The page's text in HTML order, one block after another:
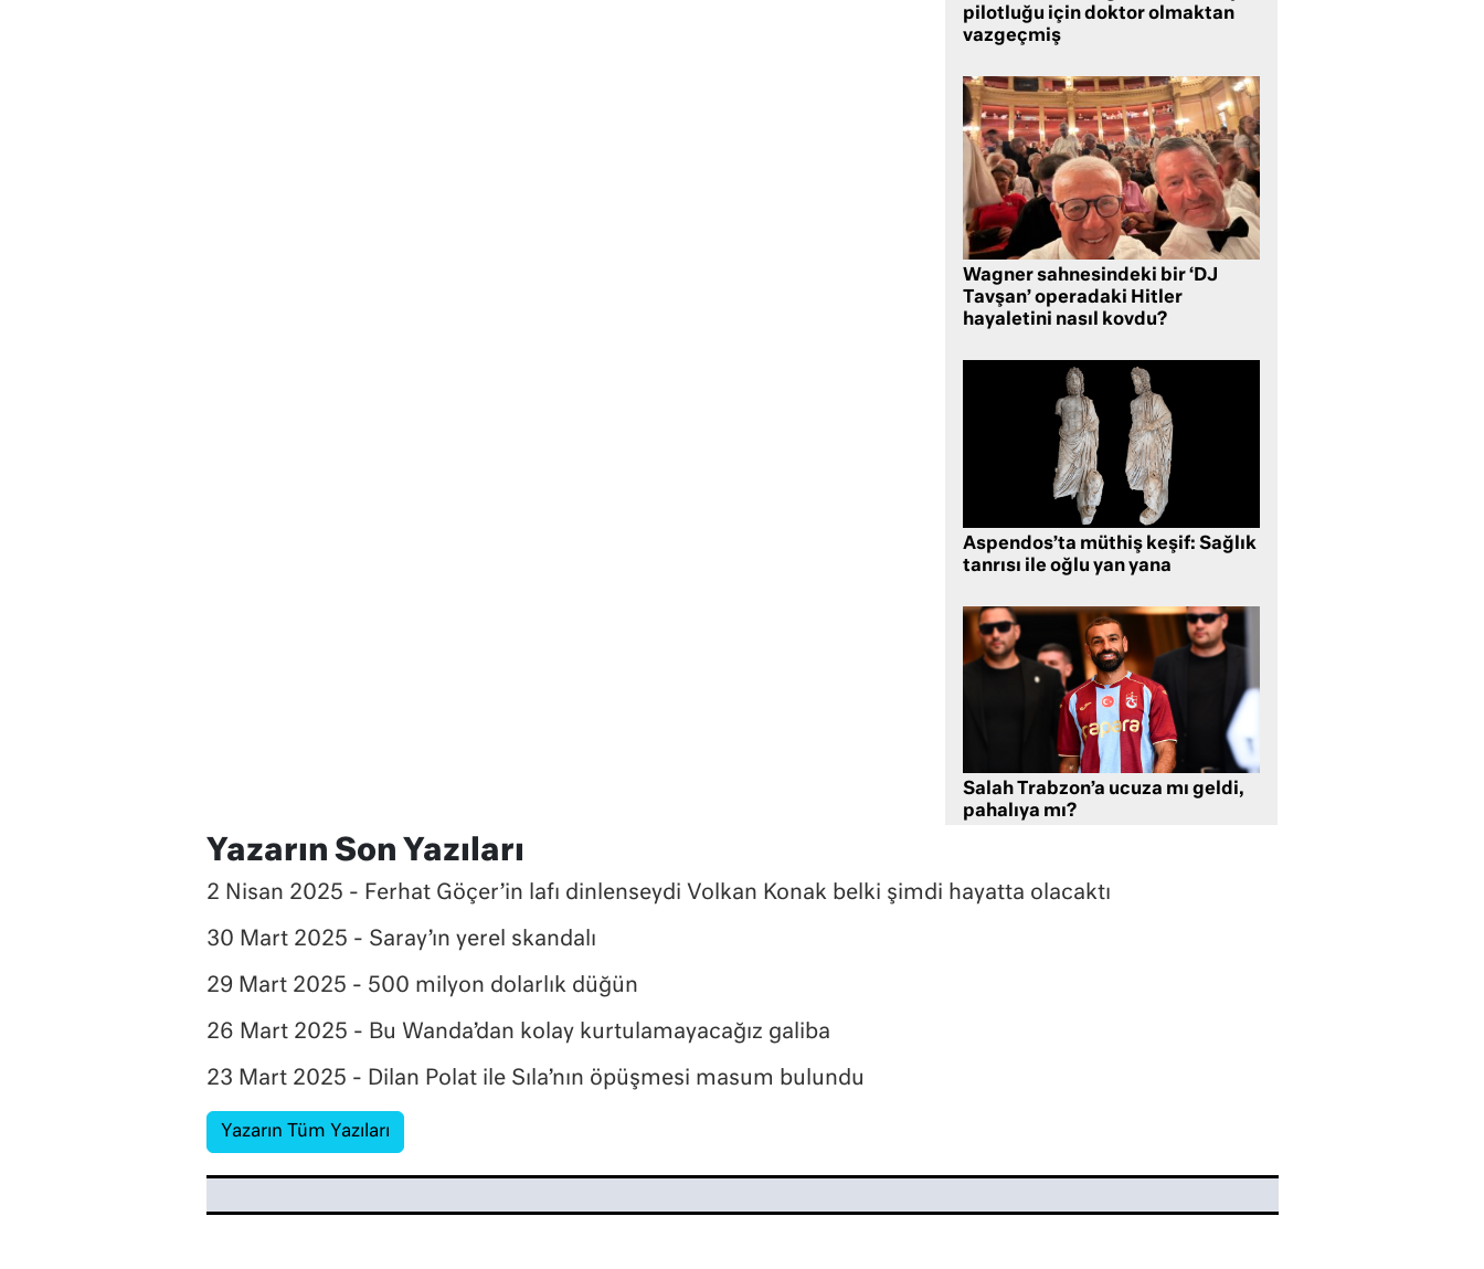
pilotluğu için doktor olmaktan
vazgeçmiş
Wagner sahnesindeki bir ‘DJ
Tavşan’ operadaki Hitler
hayaletini nasıl kovdu?
Aspendos’ta müthiş keşif: Sağlık
tanrısı ile oğlu yan yana
Salah Trabzon’a ucuza mı geldi,
pahalıya mı?
Yazarın Son Yazıları
2 Nisan 2025 - Ferhat Göçer’in lafı dinlenseydi Volkan Konak belki şimdi hayatta olacaktı
30 Mart 2025 - Saray’ın yerel skandalı
29 Mart 2025 - 500 milyon dolarlık düğün
26 Mart 2025 - Bu Wanda’dan kolay kurtulamayacağız galiba
23 Mart 2025 - Dilan Polat ile Sıla’nın öpüşmesi masum bulundu
Yazarın Tüm Yazıları